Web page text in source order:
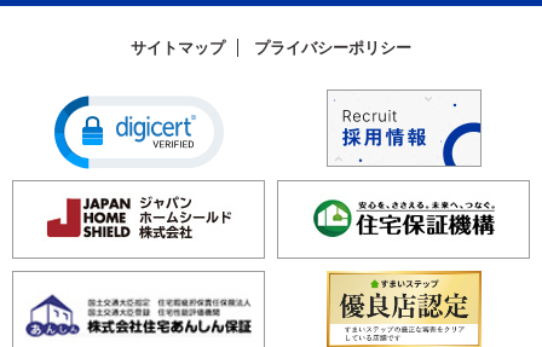
サイトマップ プライバシーポリシー